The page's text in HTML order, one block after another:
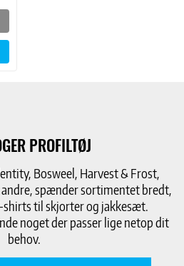
PROFILTØJ
Bosweel, Harvest & Frost,
andre, spænder sortimentet bredt,
shirts til skjorter og jakkesæt.
noget der passer lige netop dit
behov.